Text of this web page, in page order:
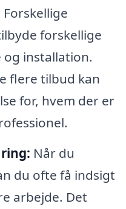
Forskellige
forskellige
og installation.
flere tilbud kan
for, hvem der er
Når du
du ofte få indsigt
arbejde. Det